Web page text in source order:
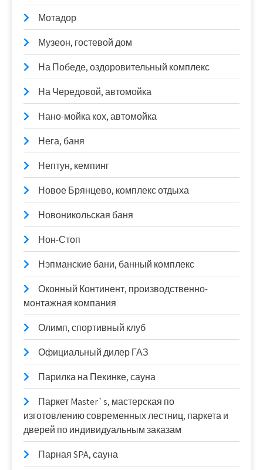
Мотадор
Музеон, гостевой дом
На Победе, оздоровительный комплекс
На Чередовой, автомойка
Нано-мойка кох, автомойка
Нега, баня
Нептун, кемпинг
Новое Брянцево, комплекс отдыха
Новоникольская баня
Нон-Стоп
Нэпманские бани, банный комплекс
Оконный Континент, производственно-
монтажная компания
Олимп, спортивный клуб
Официальный дилер ГАЗ
Парилка на Пекинке, сауна
Паркет Master`s, мастерская по
изготовлению современных лестниц, паркета и
дверей по индивидуальным заказам
Парная SPA, сауна